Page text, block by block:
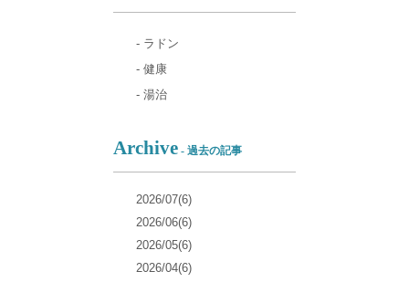
- ラドン
- 健康
- 湯治
Archive - 過去の記事
2026/07(6)
2026/06(6)
2026/05(6)
2026/04(6)